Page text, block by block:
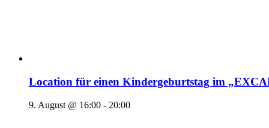
Location für einen Kindergeburtstag im
9. August @ 16:00 - 20:00